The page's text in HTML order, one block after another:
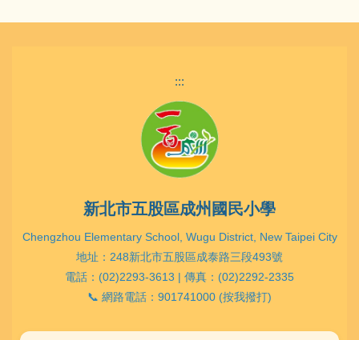
:::
新北市五股區成州國民小學
Chengzhou Elementary School, Wugu District, New Taipei City
地址：248新北市五股區成泰路三段493號
電話：(02)2293-3613 | 傳真：(02)2292-2335
📞 網路電話：901741000 (按我撥打)